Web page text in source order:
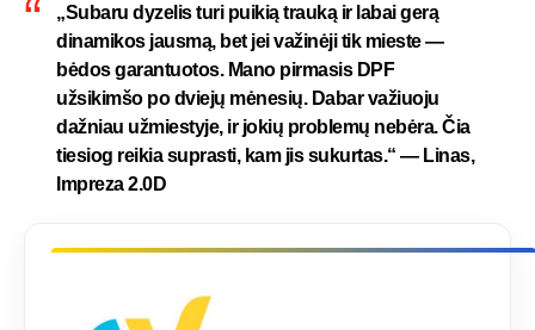
„Subaru dyzelis turi puikią trauką ir labai gerą
dinamikos jausmą, bet jei važinėji tik mieste —
bėdos garantuotos. Mano pirmasis DPF
užsikimšo po dviejų mėnesių. Dabar važiuoju
dažniau užmiestyje, ir jokių problemų nebėra. Čia
tiesiog reikia suprasti, kam jis sukurtas.“ — Linas,
Impreza 2.0D